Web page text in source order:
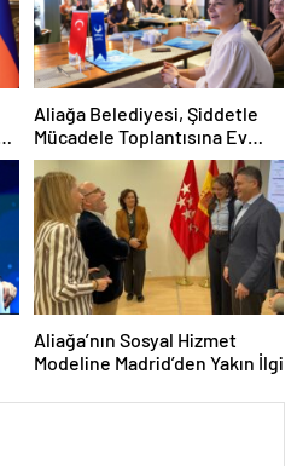
Aliağa Belediyesi, Şiddetle
Mücadele Toplantısına Ev
Sahipliği Yaptı
Aliağa’nın Sosyal Hizmet
Modeline Madrid’den Yakın İlgi